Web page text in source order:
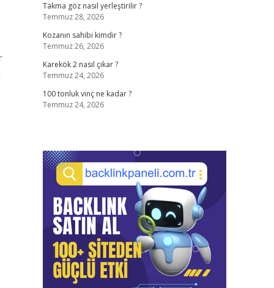
Takma göz nasıl yerleştirilir ?
Temmuz 28, 2026
Kozanın sahibi kimdir ?
Temmuz 26, 2026
Karekök 2 nasıl çıkar ?
Temmuz 24, 2026
100 tonluk vinç ne kadar ?
Temmuz 24, 2026